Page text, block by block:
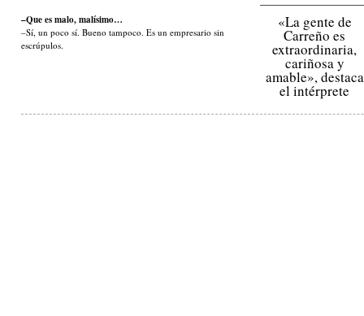
–Que es malo, malísimo…
–Sí, un poco sí. Bueno tampoco. Es un empresario sin
escrúpulos.
«La gente de
Carreño es
extraordinaria,
cariñosa y
amable», destaca
el intérprete